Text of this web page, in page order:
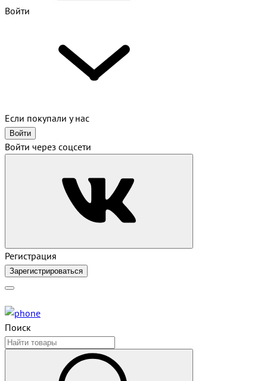
Войти
Если покупали у нас
Войти
Войти через соцсети
Регистрация
Зарегистрироваться
Поиск